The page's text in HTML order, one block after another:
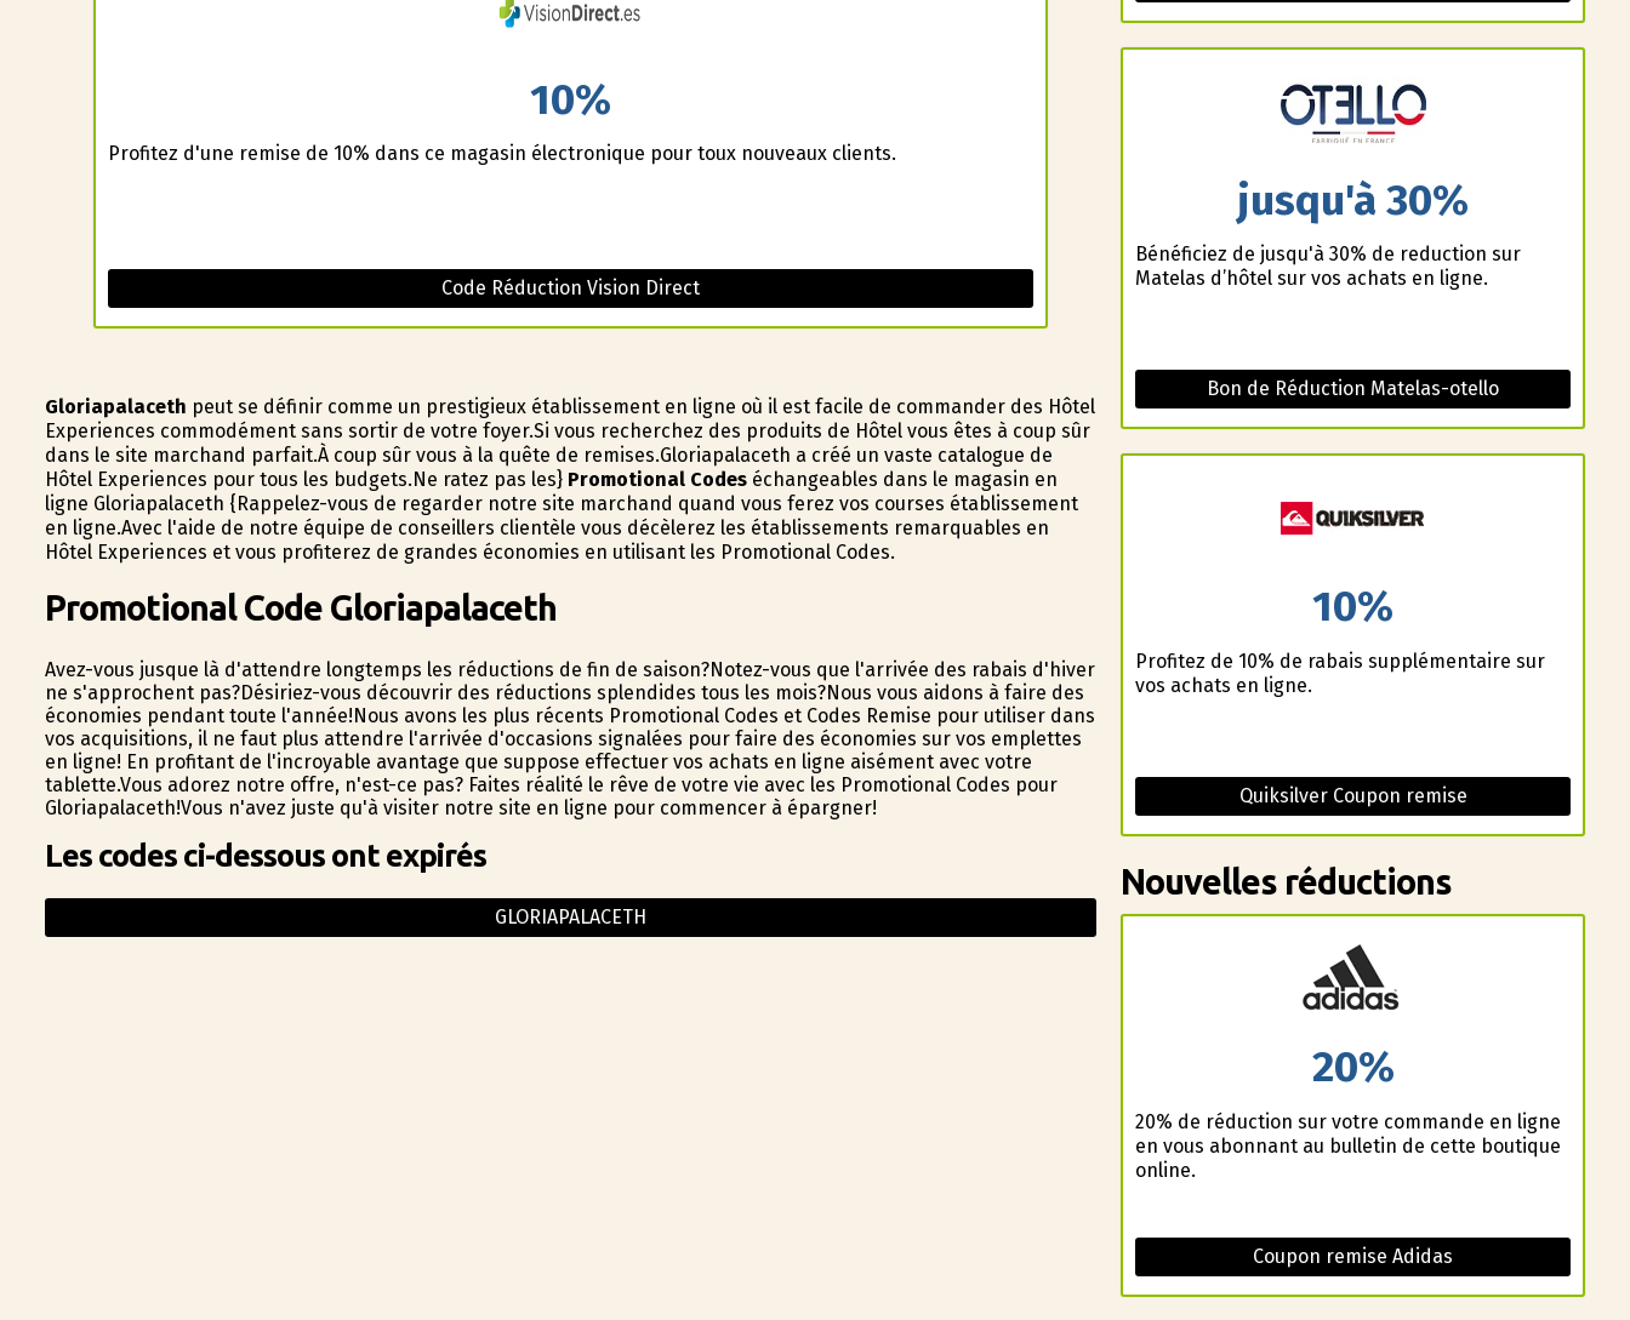
10%
Profitez d'une remise de 10% dans ce magasin électronique pour toux nouveaux clients.
Code Réduction Vision Direct
Gloriapalaceth peut se définir comme un prestigieux établissement en ligne où il est facile de commander des Hôtel
Experiences commodément sans sortir de votre foyer.Si vous recherchez des produits de Hôtel vous êtes à coup sûr
dans le site marchand parfait.À coup sûr vous à la quête de remises.Gloriapalaceth a créé un vaste catalogue de
Hôtel Experiences pour tous les budgets.Ne ratez pas les} Promotional Codeséchangeables dans le magasin en
ligne Gloriapalaceth {Rappelez-vous de regarder notre site marchand quand vous ferez vos courses établissement
en ligne.Avec l'aide de notre équipe de conseillers clientèle vous décèlerez les établissements remarquables en
Hôtel Experiences et vous profiterez de grandes économies en utilisant les Promotional Codes.
Promotional Code Gloriapalaceth
Avez-vous jusque là d'attendre longtemps les réductions de fin de saison?Notez-vous que l'arrivée des rabais d'hiver
ne s'approchent pas?Désiriez-vous découvrir des réductions splendides tous les mois?Nous vous aidons à faire des
économies pendant toute l'année!Nous avons les plus récents Promotional Codes et Codes Remise pour utiliser dans
vos acquisitions, il ne faut plus attendre l'arrivée d'occasions signalées pour faire des économies sur vos emplettes
en ligne! En profitant de l'incroyable avantage que suppose effectuer vos achats en ligne aisément avec votre
tablette.Vous adorez notre offre, n'est-ce pas? Faites réalité le rêve de votre vie avec les Promotional Codes pour
Gloriapalaceth!Vous n'avez juste qu'à visiter notre site en ligne pour commencer à épargner!
Les codes ci-dessous ont expirés
GLORIAPALACETH
jusqu'à 30%
Bénéficiez de jusqu'à 30% de reduction sur
Matelas d’hôtel sur vos achats en ligne.
Bon de Réduction Matelas-otello
10%
Profitez de 10% de rabais supplémentaire sur
vos achats en ligne.
Quiksilver Coupon remise
Nouvelles réductions
20%
20% de réduction sur votre commande en ligne
en vous abonnant au bulletin de cette boutique
online.
Coupon remise Adidas